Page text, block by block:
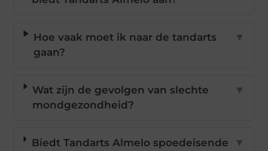
Hoe vaak moet ik naar de tandarts
gaan?
▼
Wat zijn de gevolgen van slechte
mondgezondheid?
▼
Biedt Tandarts Almelo spoedeisende
▼